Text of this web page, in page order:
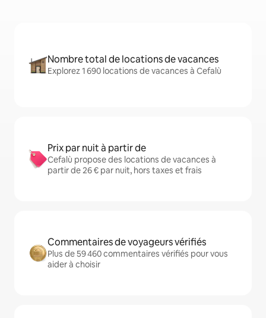
Nombre total de locations de vacances
Explorez 1 690 locations de vacances à Cefalù
Prix par nuit à partir de
Cefalù propose des locations de vacances à
partir de 26 € par nuit, hors taxes et frais
Commentaires de voyageurs vérifiés
Plus de 59 460 commentaires vérifiés pour vous
aider à choisir